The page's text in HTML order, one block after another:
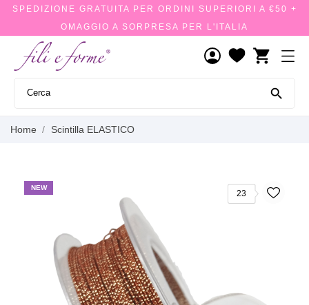
SPEDIZIONE GRATUITA PER ORDINI SUPERIORI A €50 +
OMAGGIO A SORPRESA PER L'ITALIA
shopping_cart

Home Scintilla ELASTICO
NEW
23